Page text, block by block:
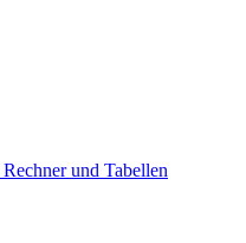
und Tabellen